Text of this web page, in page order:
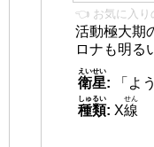
👈 お気に入り
活動極大期
ロナも明る
衛星
えいせい
:
「よ
種類
しゅるい
: X線
せん